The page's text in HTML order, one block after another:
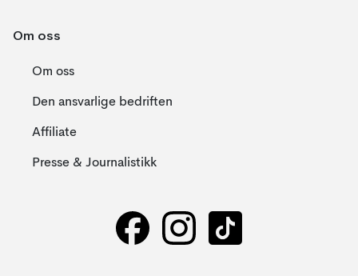
Om oss
Om oss
Den ansvarlige bedriften
Affiliate
Presse & Journalistikk